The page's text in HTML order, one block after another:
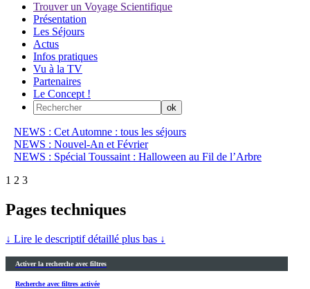
Trouver un Voyage Scientifique
Présentation
Les Séjours
Actus
Infos pratiques
Vu à la TV
Partenaires
Le Concept !
NEWS : Cet Automne : tous les séjours
NEWS : Nouvel-An et Février
NEWS : Spécial Toussaint : Halloween au Fil de l’Arbre
1 2 3
Pages techniques
↓ Lire le descriptif détaillé plus bas ↓
Activer la recherche avec filtres
Recherche avec filtres activée